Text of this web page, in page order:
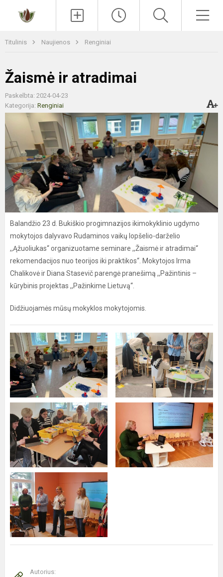
Titulinis Naujienos Renginiai
Žaismė ir atradimai
Paskelbta: 2024-04-23
Kategorija: Renginiai
Balandžio 23 d. Bukiškio progimnazijos ikimokyklinio ugdymo
mokytojos dalyvavo Rudaminos vaikų lopšelio-darželio
,,Ąžuoliukas‘‘ organizuotame seminare ,,Žaismė ir atradimai“
rekomendacijos nuo teorijos iki praktikos“. Mokytojos Irma
Chalikovė ir Diana Stasevič parengė pranešimą ,,Pažintinis –
kūrybinis projektas ,,Pažinkime Lietuvą‘‘.
Didžiuojamės mūsų mokyklos mokytojomis.
Autorius: